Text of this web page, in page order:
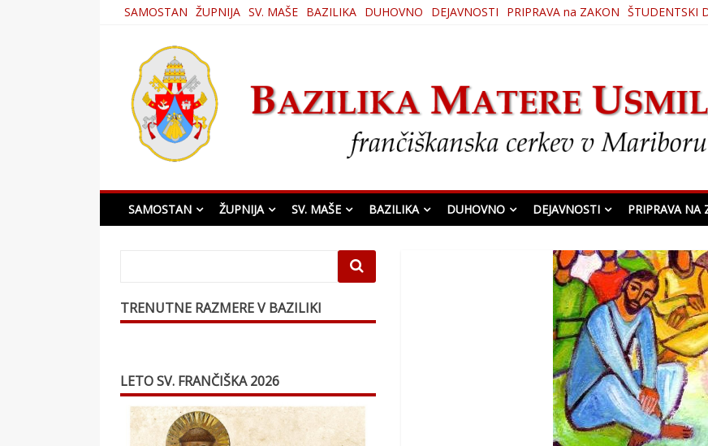
SAMOSTAN ŽUPNIJA SV. MAŠE BAZILIKA DUHOVNO DEJAVNOSTI PRIPRAVA na ZAKON ŠTUDENTSKI
Bazilika Matere Usmiljenja
SAMOSTAN ŽUPNIJA SV. MAŠE BAZILIKA DUHOVNO DEJAVNOSTI PRIPRAVA NA
TRENUTNE RAZMERE V BAZILIKI
LETO SV. FRANČIŠKA 2026